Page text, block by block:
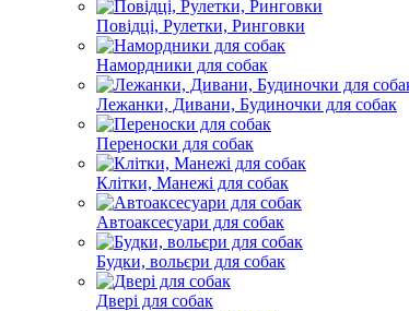
Повідці, Рулетки, Ринговки
Намордники для собак
Лежанки, Дивани, Будиночки для собак
Переноски для собак
Клітки, Манежі для собак
Автоаксесуари для собак
Будки, вольєри для собак
Двері для собак